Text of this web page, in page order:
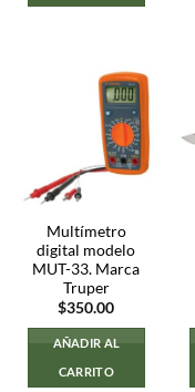
Multímetro
digital modelo
MUT-33. Marca
Truper
$350.00
AÑADIR AL
CARRITO